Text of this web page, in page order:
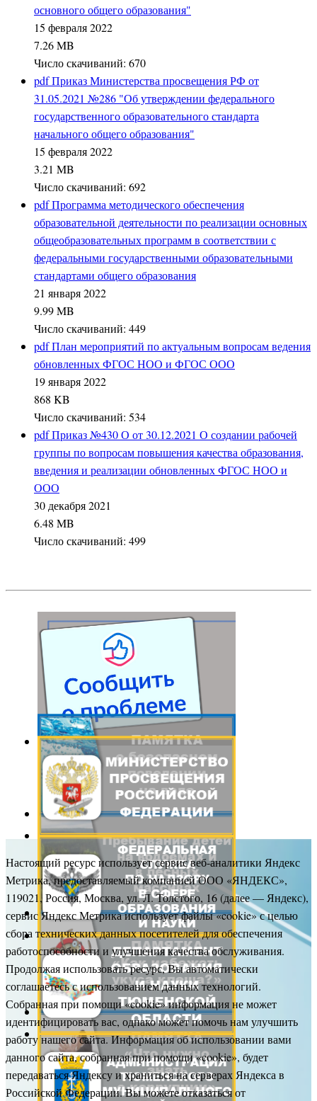
основного общего образования"
15 февраля 2022
7.26 MB
Число скачиваний: 670
pdfПриказ Министерства просвещения РФ от
31.05.2021 №286 "Об утверждении федерального
государственного образовательного стандарта
начального общего образования"
15 февраля 2022
3.21 MB
Число скачиваний: 692
pdfПрограмма методического обеспечения
образовательной деятельности по реализации основных
общеобразовательных программ в соответствии с
федеральными государственными образовательными
стандартами общего образования
21 января 2022
9.99 MB
Число скачиваний: 449
pdfПлан мероприятий по актуальным вопросам ведения
обновленных ФГОС НОО и ФГОС ООО
19 января 2022
868 KB
Число скачиваний: 534
pdfПриказ №430 О от 30.12.2021 О создании рабочей
группы по вопросам повышения качества образования,
введения и реализации обновленных ФГОС НОО и
ООО
30 декабря 2021
6.48 MB
Число скачиваний: 499
Настоящий ресурс использует сервис веб-аналитики Яндекс
Метрика, предоставляемый компанией ООО «ЯНДЕКС»,
119021, Россия, Москва, ул. Л. Толстого, 16 (далее — Яндекс),
сервис Яндекс Метрика использует файлы «cookie» с целью
сбора технических данных посетителей для обеспечения
работоспособности и улучшения качества обслуживания.
Продолжая использовать ресурс, Вы автоматически
соглашаетесь с использованием данных технологий.
Собранная при помощи «cookie» информация не может
идентифицировать вас, однако может помочь нам улучшить
работу нашего сайта. Информация об использовании вами
данного сайта, собранная при помощи «cookie», будет
передаваться Яндексу и храниться на серверах Яндекса в
Российской Федерации. Вы можете отказаться от